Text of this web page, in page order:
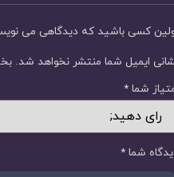
کسی باشید که دیدگاهی می
ایمیل شما منتشر نخواهد شد.
شما *
شما *